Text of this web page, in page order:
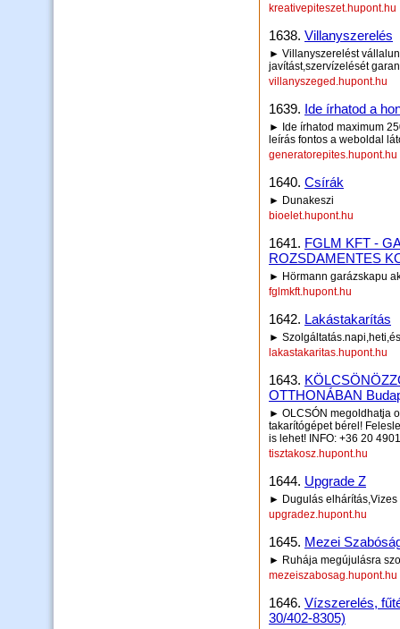
kreativepiteszet.hupont.hu
1638. Villanyszerelés
► Villanyszerelést
javítást,szervízelését
villanyszeged.hupont.hu
1639. Ide írhatod a
► Ide írhatod maximum
leírás fontos a weboldal
generatorepites.hupont.hu
1640. Csírák
► Dunakeszi
bioelet.hupont.hu
1641. FGLM KFT -
ROZSDAMENTES
► Hörmann garázskapu
fglmkft.hupont.hu
1642. Lakástakarítás
►
lakastakaritas.hupont.hu
1643.
OTTHONÁBAN
► OLCSÓN megoldhatja
takarítógépet bérel!
is lehet! INFO: +36 20
tisztakosz.hupont.hu
1644. Upgrade Z
► Dugulás elhárítás,Vizes
upgradez.hupont.hu
1645. Mezei
► Ruhája megújulásra
mezeiszabosag.hupont.hu
1646. Vízszerelés,
30/402-8305)